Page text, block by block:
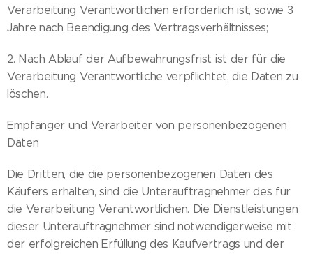
Verarbeitung Verantwortlichen erforderlich ist, sowie 3
Jahre nach Beendigung des Vertragsverhältnisses;
2. Nach Ablauf der Aufbewahrungsfrist ist der für die
Verarbeitung Verantwortliche verpflichtet, die Daten zu
löschen.
Empfänger und Verarbeiter von personenbezogenen
Daten
Die Dritten, die die personenbezogenen Daten des
Käufers erhalten, sind die Unterauftragnehmer des für
die Verarbeitung Verantwortlichen. Die Dienstleistungen
dieser Unterauftragnehmer sind notwendigerweise mit
der erfolgreichen Erfüllung des Kaufvertrags und der